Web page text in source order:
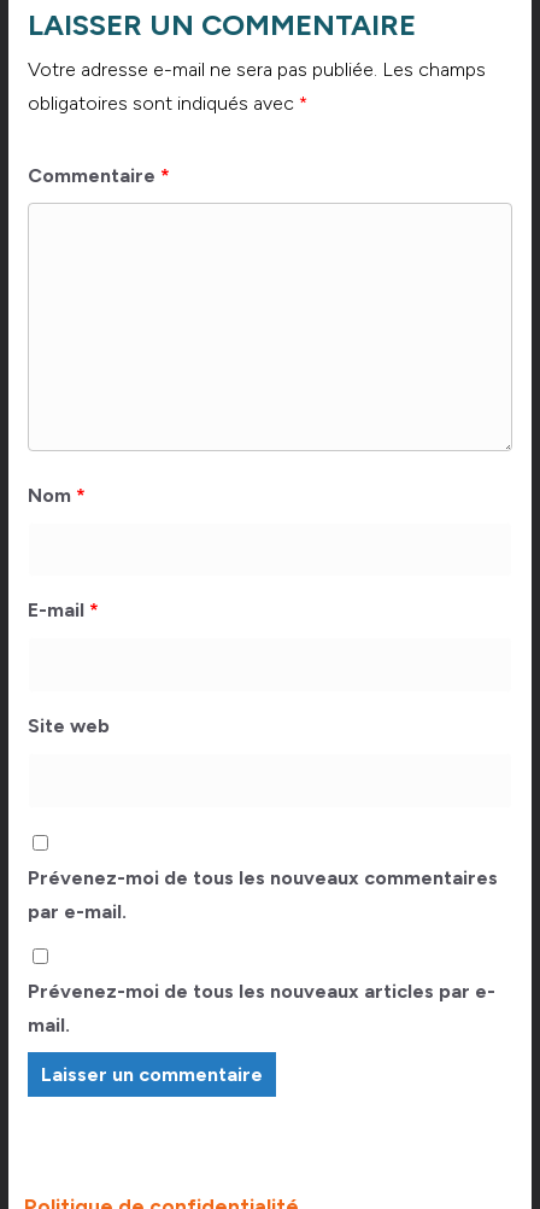
LAISSER UN COMMENTAIRE
Votre adresse e-mail ne sera pas publiée. Les champs
obligatoires sont indiqués avec *
Commentaire *
Nom *
E-mail *
Site web
Prévenez-moi de tous les nouveaux commentaires
par e-mail.
Prévenez-moi de tous les nouveaux articles par e-
mail.